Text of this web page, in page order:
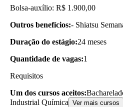
Bolsa-auxílio: R$ 1.900,00
Outros benefícios:- Shiatsu
Duração do estágio:24 meses
Quantidade de vagas:1
Requisitos
Um dos cursos aceitos:
Industrial Química Ver mais cursos